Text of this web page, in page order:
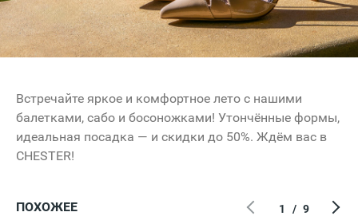
Встречайте яркое и комфортное лето с нашими
балетками, сабо и босоножками! Утончённые формы,
идеальная посадка — и скидки до 50%. Ждём вас в
CHESTER!
ПОХОЖЕЕ 1 / 9